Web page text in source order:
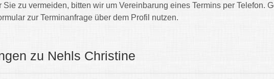
Sie zu vermeiden, bitten wir um Vereinbarung eines Termins per Telefon.
zur Terminanfrage über dem Profil nutzen.
zu Nehls Christine